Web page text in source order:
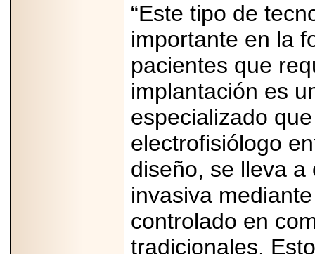
“Este tipo de
importante en la
pacientes que
implantación es
especializado
electrofisiólogo
diseño, se lleva
invasiva
controlado en
tradicionales.